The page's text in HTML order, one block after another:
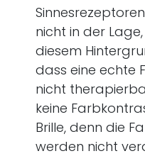
nicht in der
diesem
dass eine echte
nicht
keine
Brille, denn die
werden nicht